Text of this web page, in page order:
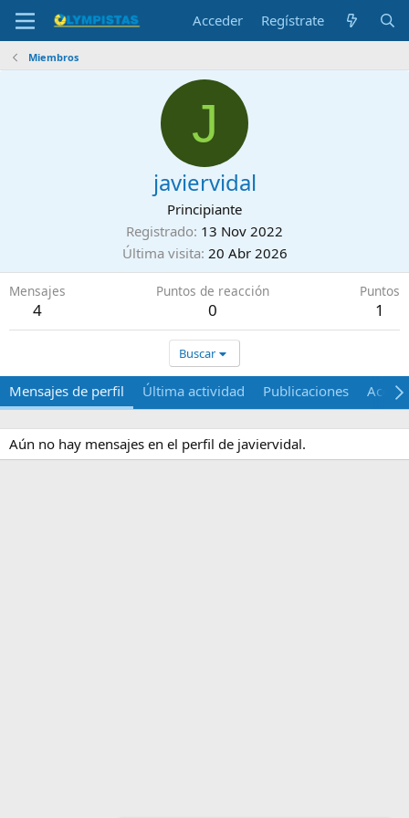
Acceder Regístrate
Miembros
J
javiervidal
Principiante
Registrado 13 Nov 2022
Última visita 20 Abr 2026
Mensajes
4
Puntos de reacción
0
Puntos
1
Buscar
Mensajes de perfil Última actividad Publicaciones Acerca
Aún no hay mensajes en el perfil de javiervidal.